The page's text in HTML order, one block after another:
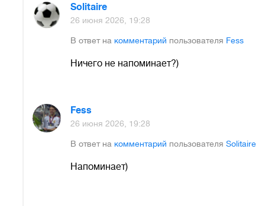
Solitaire
26 июня 2026, 19:28
В ответ на комментарий пользователя Fess
Ничего не напоминает?)
Fess
26 июня 2026, 19:28
В ответ на комментарий пользователя Solitaire
Напоминает)